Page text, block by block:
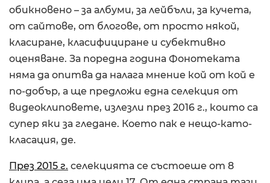
обикновено – за албуми, за лейбъли, за кучета,
от сайтове, от блогове, от просто някой,
класиране, класифициране и субективно
оценяване. За поредна година Фонотеката
няма да опитва да налага мнение кой от кой е
по-добър, а ще предложи една селекция от
видеоклиповете, излезли през 2016 г., които са
супер яки за гледане. Което пак е нещо-като-
класация, де.
През 2015 г. селекцията се състоеше от 8